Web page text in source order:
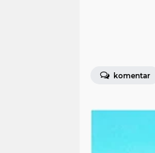
komentar